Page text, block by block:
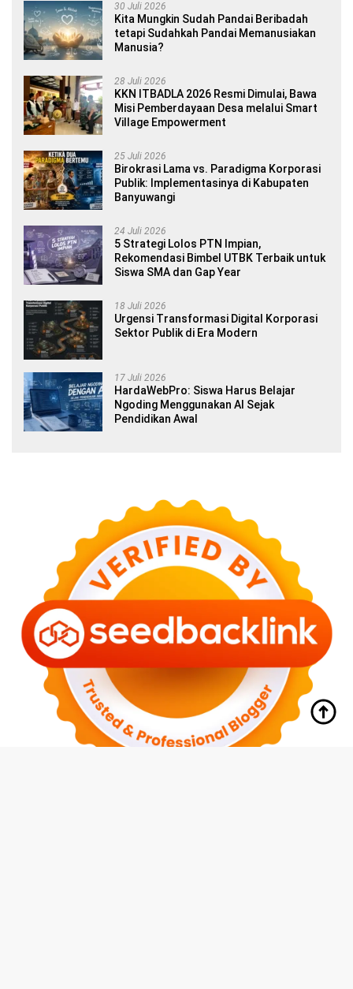
30 Juli 2026
Kita Mungkin Sudah Pandai Beribadah
tetapi Sudahkah Pandai Memanusiakan
Manusia?
28 Juli 2026
KKN ITBADLA 2026 Resmi Dimulai, Bawa
Misi Pemberdayaan Desa melalui Smart
Village Empowerment
25 Juli 2026
Birokrasi Lama vs. Paradigma Korporasi
Publik: Implementasinya di Kabupaten
Banyuwangi
24 Juli 2026
5 Strategi Lolos PTN Impian,
Rekomendasi Bimbel UTBK Terbaik untuk
Siswa SMA dan Gap Year
18 Juli 2026
Urgensi Transformasi Digital Korporasi
Sektor Publik di Era Modern
17 Juli 2026
HardaWebPro: Siswa Harus Belajar
Ngoding Menggunakan AI Sejak
Pendidikan Awal